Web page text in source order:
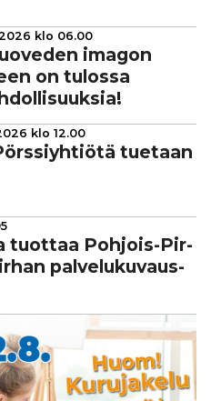
klo 06.00
imagon
on tulossa
klo 12.00
tuetaan
tuottaa Pohjois-Pir­
pal­ve­lu­ku­vaus­